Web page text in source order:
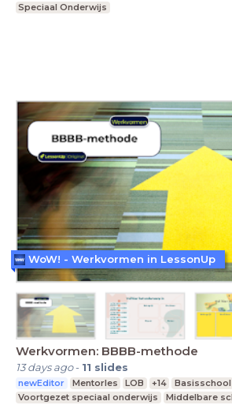
Speciaal Onderwijs
Werkvormen: BBBB-methode
13 days ago- 11 slides
newEditor Mentorles LOB +14
Basisschool
Voortgezet speciaal onderwijs
Middelbare
WoW! - Werkvormen in LessonUp